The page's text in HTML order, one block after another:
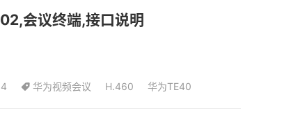
会议终端,接口说明
华为视频会议 H.460 华为TE40